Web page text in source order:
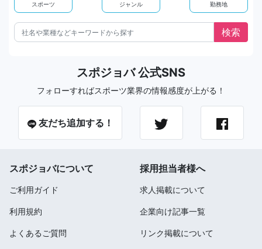
スポーツ ジャンル 勤務地
スポジョバ 公式SNS
フォローすればスポーツ業界の情報感度が上がる！
友だち追加する！
スポジョバについて
ご利用ガイド
利用規約
よくあるご質問
採用担当者様へ
求人掲載について
企業向け記事一覧
リンク掲載について